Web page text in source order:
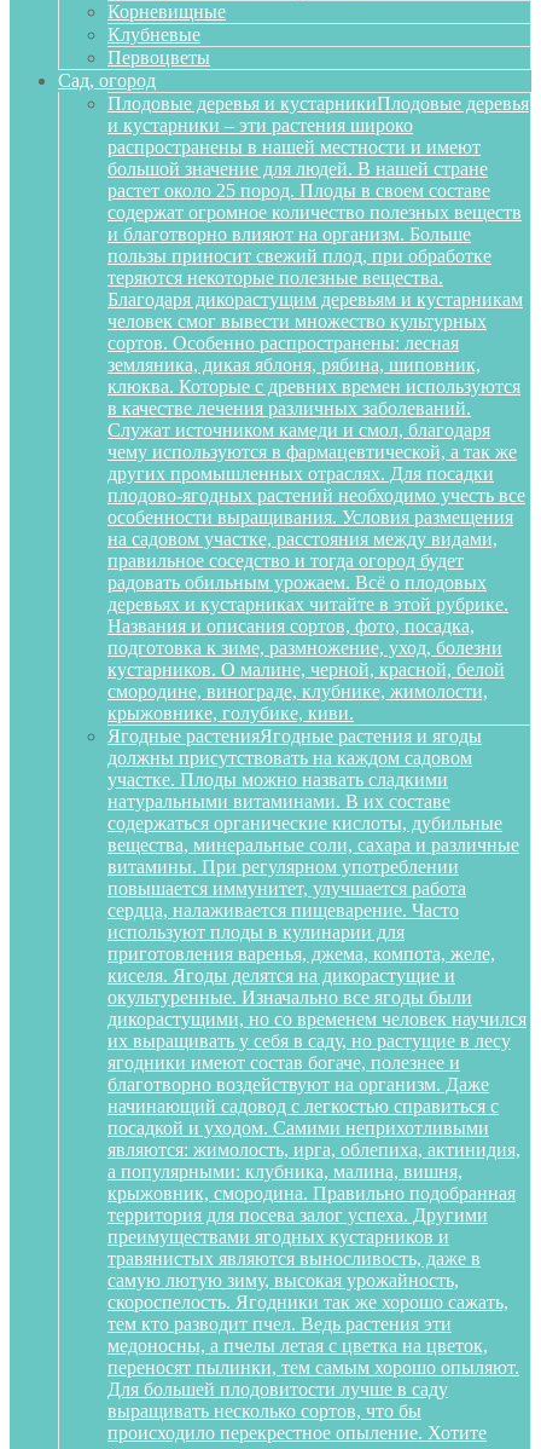
Корневищные
Клубневые
Первоцветы
Сад, огород
Плодовые деревья и кустарникиПлодовые деревья
и кустарники – эти растения широко
распространены в нашей местности и имеют
большой значение для людей. В нашей стране
растет около 25 пород. Плоды в своем составе
содержат огромное количество полезных веществ
и благотворно влияют на организм. Больше
пользы приносит свежий плод, при обработке
теряются некоторые полезные вещества.
Благодаря дикорастущим деревьям и кустарникам
человек смог вывести множество культурных
сортов. Особенно распространены: лесная
земляника, дикая яблоня, рябина, шиповник,
клюква. Которые с древних времен используются
в качестве лечения различных заболеваний.
Служат источником камеди и смол, благодаря
чему используются в фармацевтической, а так же
других промышленных отраслях. Для посадки
плодово-ягодных растений необходимо учесть все
особенности выращивания. Условия размещения
на садовом участке, расстояния между видами,
правильное соседство и тогда огород будет
радовать обильным урожаем. Всё о плодовых
деревьях и кустарниках читайте в этой рубрике.
Названия и описания сортов, фото, посадка,
подготовка к зиме, размножение, уход, болезни
кустарников. О малине, черной, красной, белой
смородине, винограде, клубнике, жимолости,
крыжовнике, голубике, киви.
Ягодные растенияЯгодные растения и ягоды
должны присутствовать на каждом садовом
участке. Плоды можно назвать сладкими
натуральными витаминами. В их составе
содержаться органические кислоты, дубильные
вещества, минеральные соли, сахара и различные
витамины. При регулярном употреблении
повышается иммунитет, улучшается работа
сердца, налаживается пищеварение. Часто
используют плоды в кулинарии для
приготовления варенья, джема, компота, желе,
киселя. Ягоды делятся на дикорастущие и
окультуренные. Изначально все ягоды были
дикорастущими, но со временем человек научился
их выращивать у себя в саду, но растущие в лесу
ягодники имеют состав богаче, полезнее и
благотворно воздействуют на организм. Даже
начинающий садовод с легкостью справиться с
посадкой и уходом. Самими неприхотливыми
являются: жимолость, ирга, облепиха, актинидия,
а популярными: клубника, малина, вишня,
крыжовник, смородина. Правильно подобранная
территория для посева залог успеха. Другими
преимуществами ягодных кустарников и
травянистых являются выносливость, даже в
самую лютую зиму, высокая урожайность,
скороспелость. Ягодники так же хорошо сажать,
тем кто разводит пчел. Ведь растения эти
медоносны, а пчелы летая с цветка на цветок,
переносят пылинки, тем самым хорошо опыляют.
Для большей плодовитости лучше в саду
выращивать несколько сортов, что бы
происходило перекрестное опыление. Хотите